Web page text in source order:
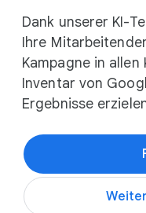
Dank unserer KI-
Ihre
Kampagne in
Inventar von
Ergebnisse